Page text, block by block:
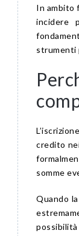
In ambito
incidere
strumenti
credito
somme
Quando
possibilità